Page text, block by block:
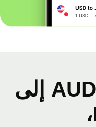
المخطط من AUD إلى